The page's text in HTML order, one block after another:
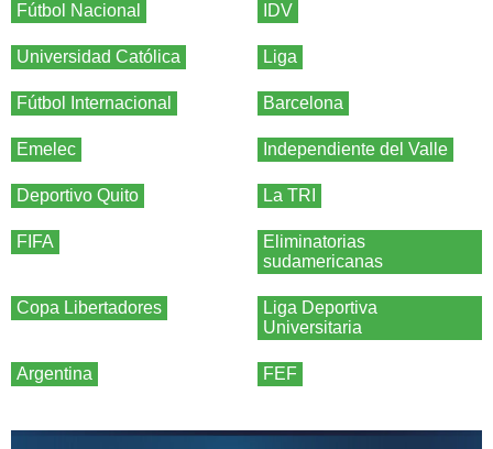
Fútbol Nacional IDV
Universidad Católica Liga
Fútbol Internacional Barcelona
Emelec Independiente del Valle
Deportivo Quito La TRI
FIFA
Eliminatorias
sudamericanas
Copa Libertadores
Liga Deportiva
Universitaria
Argentina FEF